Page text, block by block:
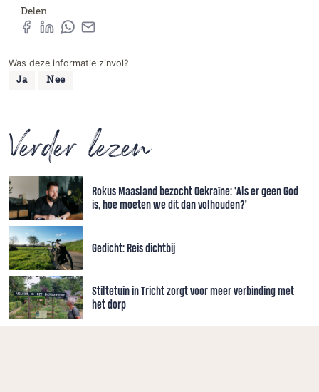
Delen
Was deze informatie zinvol?
Ja Nee
Verder lezen
Rokus Maasland bezocht Oekraïne: 'Als er geen God
is, hoe moeten we dit dan volhouden?’
Gedicht: Reis dichtbij
Stiltetuin in Tricht zorgt voor meer verbinding met
het dorp